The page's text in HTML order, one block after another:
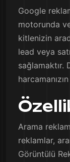
Google
motorunda
kitlenizin
lead veya
sağlamaktır.
Arama
reklamlar,
Görüntülü